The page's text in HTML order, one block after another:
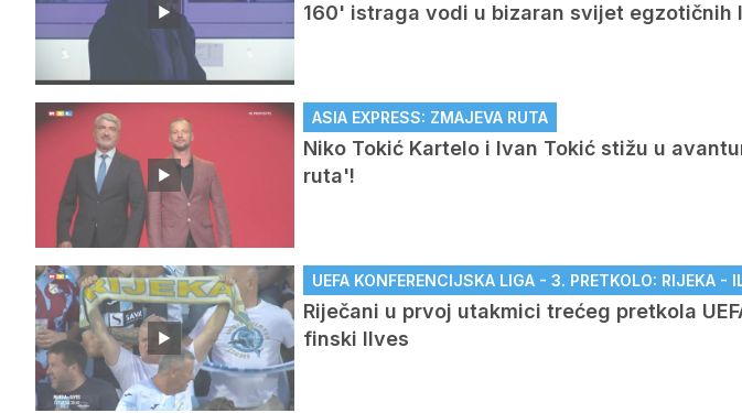
160' istraga vodi u bizaran svijet egzotičnih
ASIA EXPRESS: ZMAJEVA RUTA
Niko Tokić Kartelo i Ivan Tokić stižu u
ruta'!
UEFA KONFERENCIJSKA LIGA - 3. PRETKOLO: RIJEKA -
Riječani u prvoj utakmici trećeg pretkola
finski Ilves